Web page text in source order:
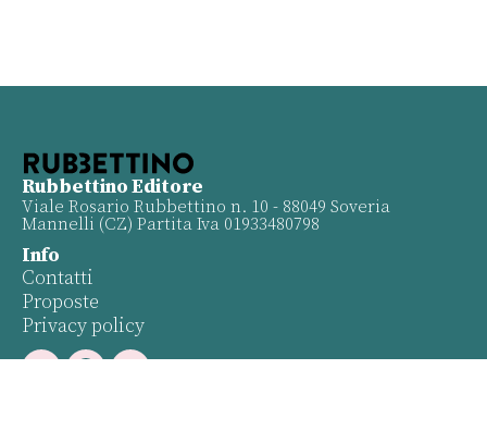
Rubbettino Editore
Viale Rosario Rubbettino n. 10 - 88049 Soveria
Mannelli (CZ) Partita Iva 01933480798
Info
Contatti
Proposte
Privacy policy